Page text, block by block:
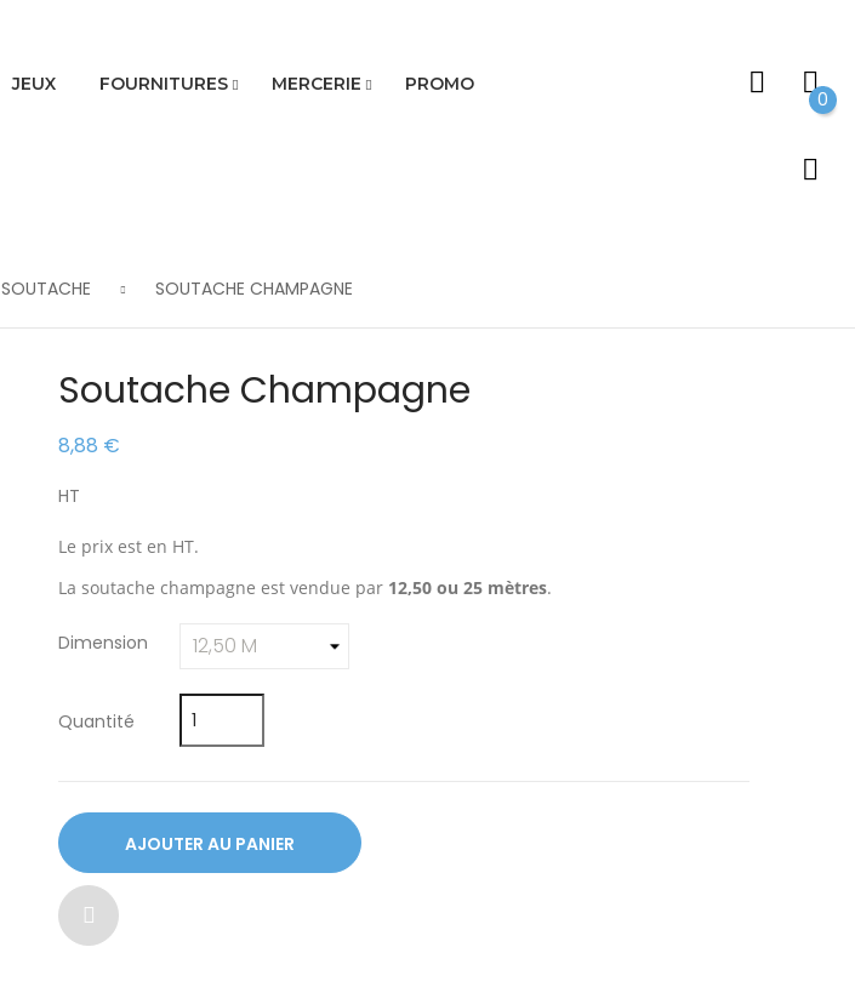
JEUX FOURNITURES MERCERIE PROMO
0
SOUTACHE SOUTACHE CHAMPAGNE
Soutache Champagne
8,88 €
HT
Le prix est en HT.
La soutache champagne est vendue par 12,50 ou 25 mètres.
Dimension
Quantité
AJOUTER AU PANIER